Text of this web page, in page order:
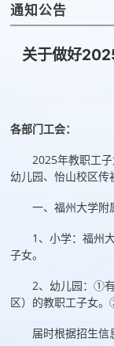
通知公告
关于做好
各部门工会：
2025年教职工
幼儿园、怡山校区传
一、福州大学附
1、小学：福州
子女。
2、幼儿园：①
区）的教职工子女
届时根据招生信